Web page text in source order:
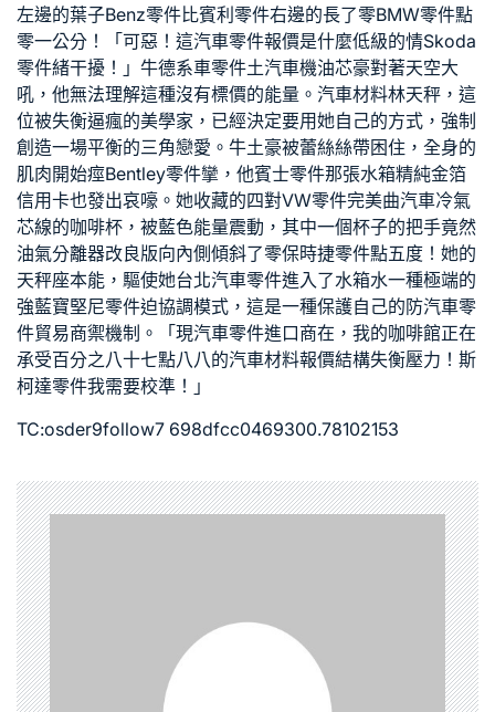
左邊的葉子Benz零件比賓利零件右邊的長了零BMW零件點
零一公分！「可惡！這汽車零件報價是什麼低級的情Skoda
零件緒干擾！」牛德系車零件土汽車機油芯豪對著天空大
吼，他無法理解這種沒有標價的能量。 汽車材料林天秤，這
位被失衡逼瘋的美學家，已經決定要用她自己的方式，強制
創造一場平衡的三角戀愛。牛土豪被蕾絲絲帶困住，全身的
肌肉開始痙Bentley零件攣，他賓士零件那張水箱精純金箔
信用卡也發出哀嚎。她收藏的四對VW零件完美曲汽車冷氣
芯線的咖啡杯，被藍色能量震動，其中一個杯子的把手竟然
油氣分離器改良版向內側傾斜了零保時捷零件點五度！她的
天秤座本能，驅使她台北汽車零件進入了水箱水一種極端的
強藍寶堅尼零件迫協調模式，這是一種保護自己的防汽車零
件貿易商禦機制。「現汽車零件進口商在，我的咖啡館正在
承受百分之八十七點八八的汽車材料報價結構失衡壓力！ 斯
柯達零件我需要校準！」
TC:osder9follow7 698dfcc0469300.78102153